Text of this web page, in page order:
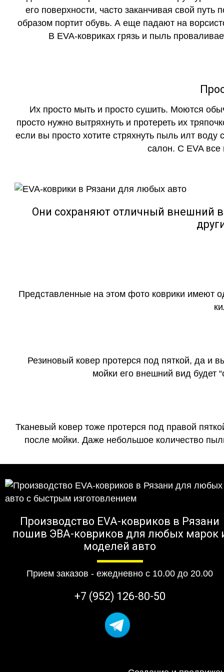
его поверхности, часто заканчивая свой
образом портит обувь. А еще падают на
В EVA-ковриках грязь и пыль
Их просто мыть и просто сушить. Моются
просто нужно вытряхнуть и протереть их
если вы просто хотите стряхнуть пыль илт воду
салон. С EVA все
Они сохраняют отличный внешний
Представленные на этом фото коврики имеют
Резиновый ковер протерся под пяткой, да и
мойки его внешний вид будет
Тканевый ковер тоже протерся под правой
после мойки. Даже небольшое количество
Производство EVA-ковриков в Рязани
пошив ЭВА-ковриков для любых марок
моделей авто
Прием заказов - ежедневно с 10.00 до 20.00
+7 (952) 126-80-50